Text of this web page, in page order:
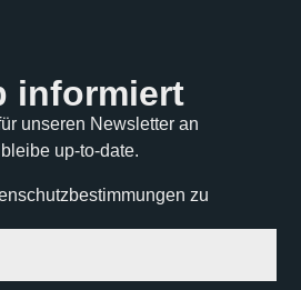
informiert
unseren Newsletter an
up-to-date.
zu